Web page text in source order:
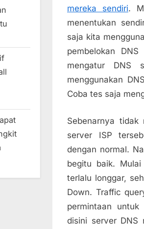
mereka sendiri.
menentukan
saja kita
pembelokan
mengatur DNS
menggunakan
Coba tes saja
Sebenarnya tidak
server ISP
dengan normal.
begitu baik.
terlalu longgar,
Down. Traffic
permintaan
disini server DNS